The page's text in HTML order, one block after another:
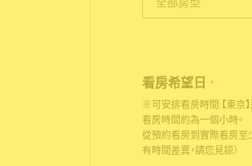
看房希望日
*
※可安排看房時間:【東京
看房時間約為一個小時。
從預約看房到實際看房至
有時間差異，請您見諒）